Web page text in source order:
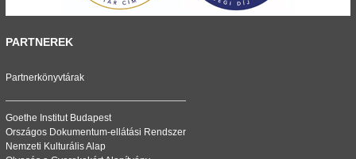
PARTNEREK
Partnerkönyvtárak
Goethe Institut Budapest
Országos Dokumentum-ellátási Rendszer
Nemzeti Kulturális Alap